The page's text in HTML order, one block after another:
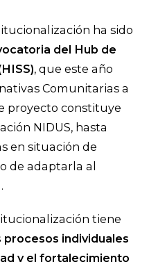
ha sido
del Hub de
, que este año
Comunitarias a
proyecto constituye
NIDUS, hasta
en situación de
de adaptarla al
tiene
individuales
y el fortalecimiento